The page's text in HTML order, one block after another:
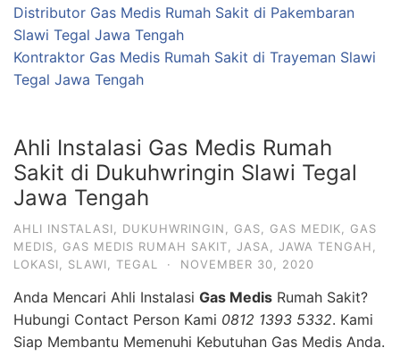
Distributor Gas Medis Rumah Sakit di Pakembaran
Slawi Tegal Jawa Tengah
Kontraktor Gas Medis Rumah Sakit di Trayeman Slawi
Tegal Jawa Tengah
Ahli Instalasi Gas Medis Rumah
Sakit di Dukuhwringin Slawi Tegal
Jawa Tengah
AHLI INSTALASI DUKUHWRINGIN GAS GAS MEDIK
GAS
MEDIS
GAS MEDIS RUMAH SAKIT JASA JAWA TENGAH
LOKASI
SLAWI TEGAL · NOVEMBER 30, 2020
Anda Mencari Ahli Instalasi Gas Medis Rumah Sakit?
Hubungi Contact Person Kami 0812 1393 5332. Kami
Siap Membantu Memenuhi Kebutuhan Gas Medis Anda.